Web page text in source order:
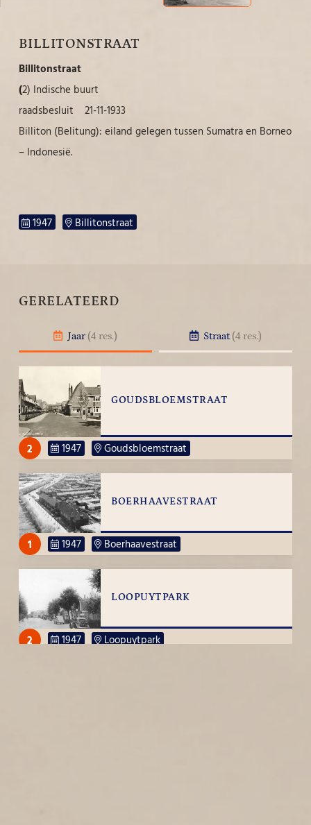
BILLITONSTRAAT
Billitonstraat
(2) Indische buurt
raadsbesluit 21-11-1933
Billiton (Belitung): eiland gelegen tussen Sumatra en Borneo
– Indonesië.
1947 Billitonstraat
GERELATEERD
Jaar (4 res.) Straat (4 res.)
GOUDSBLOEMSTRAAT
2 1947 Goudsbloemstraat
BOERHAAVESTRAAT
1 1947 Boerhaavestraat
LOOPUYTPARK
2 1947 Loopuytpark